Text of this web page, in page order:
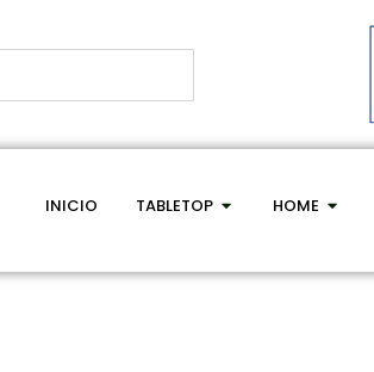
INICIO TABLETOP HOME